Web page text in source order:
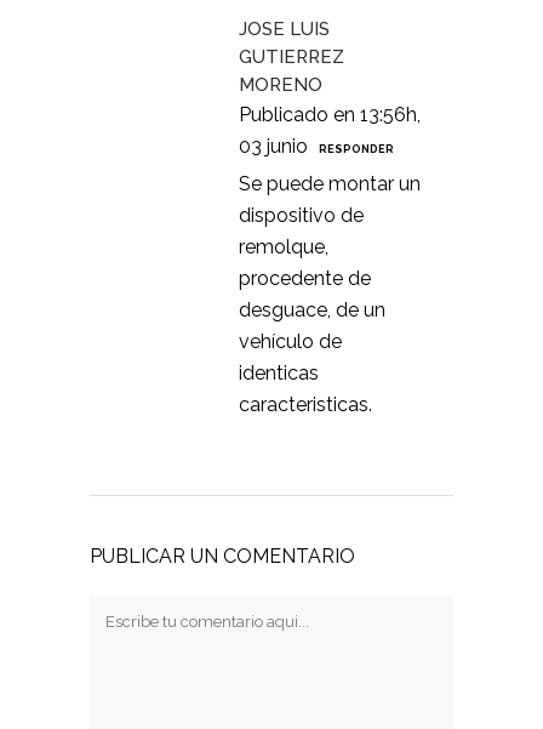
JOSE LUIS
GUTIERREZ
MORENO
Publicado en 13:56h,
03 junio
RESPONDER
Se puede montar un
dispositivo de
remolque,
procedente de
desguace, de un
vehículo de
identicas
caracteristicas.
PUBLICAR UN COMENTARIO